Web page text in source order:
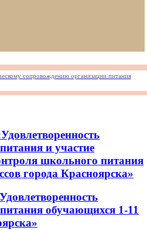
сопровождению организации питания
и участие
школьного питания
города Красноярска»
обучающихся 1-11